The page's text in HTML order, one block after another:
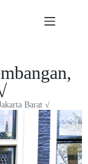
Barat √